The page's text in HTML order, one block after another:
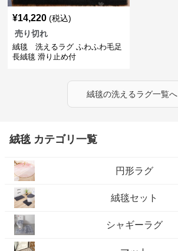
¥14,220 (税込)
売り切れ
絨毯 洗えるラグ ふわふわ毛足
長絨毯 滑り止め付
絨毯の洗えるラグ一覧へ
絨毯 カテゴリ一覧
円形ラグ
絨毯セット
シャギーラグ